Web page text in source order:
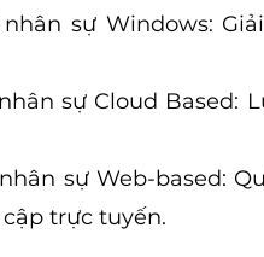
sự Windows:
sự Cloud Based:
sự Web-based:
trực tuyến.